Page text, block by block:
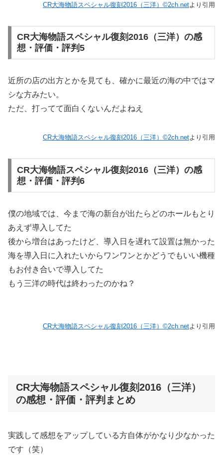
CR大海物語スペシャル復刻2016（三洋）©2ch.netより引用
CR大海物語スペシャル復刻2016（三洋）の感
想・評価・評判5
近所の店の出方とかを見ても、確かに最近の海の中ではマ
シな方みたい。
ただ、打ってて面白くないんだよねえ
CR大海物語スペシャル復刻2016（三洋）©2ch.netより引用
CR大海物語スペシャル復刻2016（三洋）の感
想・評価・評判6
僕の地域では、今まで海の新台が出たらどのホールもとり
あえず導入してた
後から増台はあったけど、導入日を遅れて設置は無かった
海を導入日に入れたいからワンワンとかどうでもいい機種
もお付き合いで導入してた
もう三洋の時代は終わったのかね？
CR大海物語スペシャル復刻2016（三洋）©2ch.netより引用
CR大海物語スペシャル復刻2016（三洋）
の感想・評価・評判まとめ
実践して感想をアップしている方自体がかなり少なかった
です（笑）